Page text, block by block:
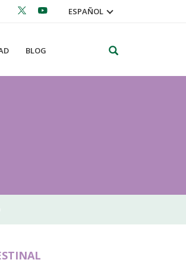
ESPAÑOL
BLOG